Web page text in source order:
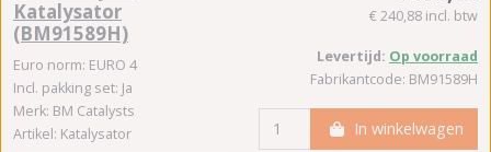
Katalysator
(BM91589H)
Euro norm: EURO 4
Incl. pakking set: Ja
Merk: BM Catalysts
Artikel: Katalysator
€ 240,88 incl. btw
Levertijd: Op voorraad
Fabrikantcode: BM91589H
In winkelwagen